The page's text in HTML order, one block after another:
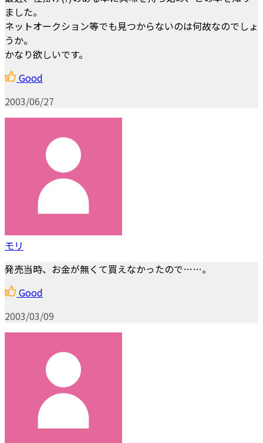
ました。
ネットオークション等でも見つからないのは何故なのでしょ
うか。
かなり欲しいです。
Good
2003/06/27
モリ
発売当時、お金が無くて買えなかったので……。
Good
2003/03/09